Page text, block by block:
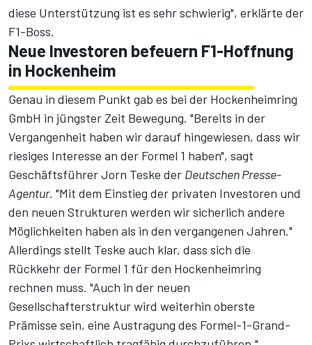
diese Unterstützung ist es sehr schwierig", erklärte der
F1-Boss.
Neue Investoren befeuern F1-Hoffnung
in Hockenheim
Genau in diesem Punkt gab es bei der Hockenheimring
GmbH in jüngster Zeit Bewegung. "Bereits in der
Vergangenheit haben wir darauf hingewiesen, dass wir
riesiges Interesse an der Formel 1 haben", sagt
Geschäftsführer Jorn Teske der Deutschen Presse-
Agentur. "Mit dem Einstieg der privaten Investoren und
den neuen Strukturen werden wir sicherlich andere
Möglichkeiten haben als in den vergangenen Jahren."
Allerdings stellt Teske auch klar, dass sich die
Rückkehr der Formel 1 für den Hockenheimring
rechnen muss. "Auch in der neuen
Gesellschafterstruktur wird weiterhin oberste
Prämisse sein, eine Austragung des Formel-1-Grand-